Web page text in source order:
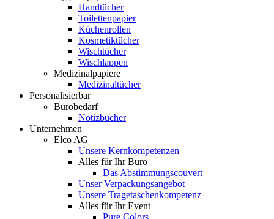
Handtücher
Toilettenpapier
Küchenrollen
Kosmetiktücher
Wischtücher
Wischlappen
Medizinalpapiere
Medizinaltücher
Personalisierbar
Bürobedarf
Notizbücher
Unternehmen
Elco AG
Unsere Kernkompetenzen
Alles für Ihr Büro
Das Abstimmungscouvert
Unser Verpackungsangebot
Unsere Tragetaschenkompetenz
Alles für Ihr Event